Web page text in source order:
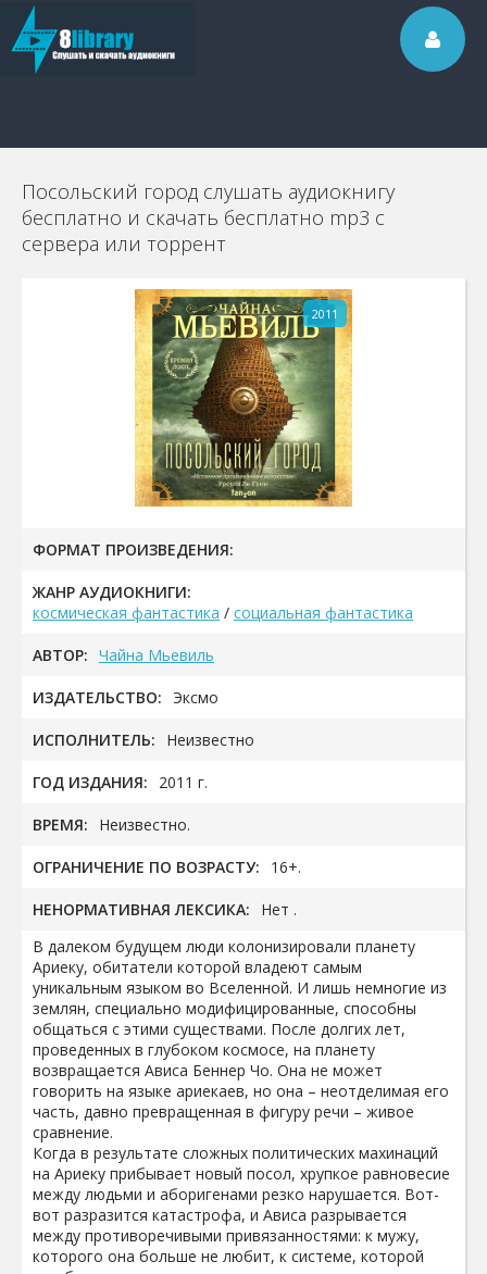
Посольский город слушать аудиокнигу
бесплатно и скачать бесплатно mp3 с
сервера или торрент
2011
ФОРМАТ ПРОИЗВЕДЕНИЯ:
ЖАНР АУДИОКНИГИ:
космическая фантастика / социальная фантастика
АВТОР: Чайна Мьевиль
ИЗДАТЕЛЬСТВО: Эксмо
ИСПОЛНИТЕЛЬ: Неизвестно
ГОД ИЗДАНИЯ: 2011 г.
ВРЕМЯ: Неизвестно.
ОГРАНИЧЕНИЕ ПО ВОЗРАСТУ: 16+.
НЕНОРМАТИВНАЯ ЛЕКСИКА:
Нет .
В далеком будущем люди колонизировали планету
Ариеку, обитатели которой владеют самым
уникальным языком во Вселенной. И лишь немногие из
землян, специально модифицированные, способны
общаться с этими существами. После долгих лет,
проведенных в глубоком космосе, на планету
возвращается Ависа Беннер Чо. Она не может
говорить на языке ариекаев, но она – неотделимая его
часть, давно превращенная в фигуру речи – живое
сравнение.
Когда в результате сложных политических махинаций
на Ариеку прибывает новый посол, хрупкое равновесие
между людьми и аборигенами резко нарушается. Вот-
вот разразится катастрофа, и Ависа разрывается
между противоречивыми привязанностями: к мужу,
которого она больше не любит, к системе, которой